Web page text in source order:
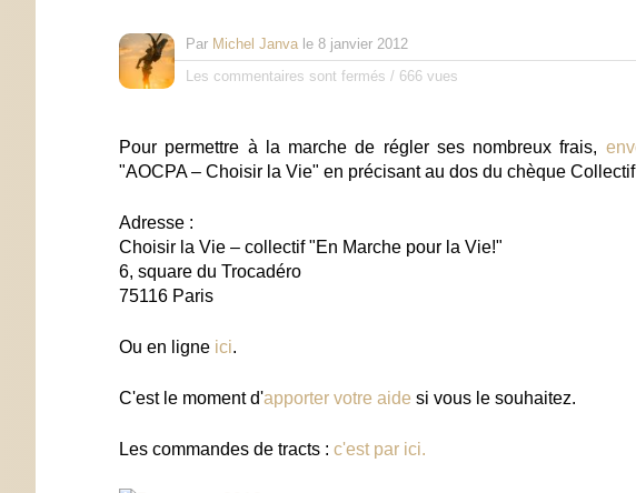
Par Michel Janva le 8 janvier 2012
Les commentaires sont fermés / 666 vues
Pour permettre à la marche de régler ses nombreux frais,
"AOCPA – Choisir la Vie" en précisant au dos du chèque
Adresse :
Choisir la Vie – collectif "En Marche pour la Vie!"
6, square du Trocadéro
75116 Paris
Ou en ligne ici.
C'est le moment d'apporter votre aide si vous le souhaitez.
Les commandes de tracts : c'est par ici.